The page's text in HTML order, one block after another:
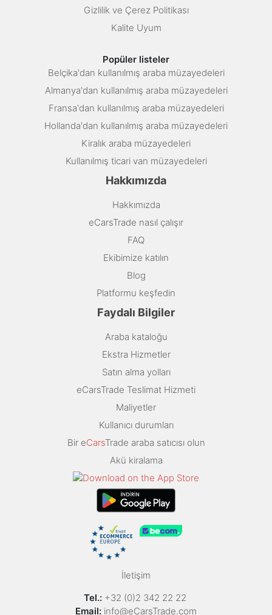
Gizlilik ve Çerez Politikası
Kalite Uyum
Popüler listeler
Belçika'dan kullanılmış araba müzayedeleri
Almanya'dan kullanılmış araba müzayedeleri
Fransa'dan kullanılmış araba müzayedeleri
Hollanda'dan kullanılmış araba müzayedeleri
Kiralık araba müzayedeleri
Kullanılmış ticari van müzayedeleri
Hakkımızda
Hakkımızda
eCarsTrade nasıl çalışır
FAQ
Ekibimize katılın
Blog
Platformu keşfedin
Faydalı Bilgiler
Araba kataloğu
Ekstra Hizmetler
Satın alma yolları
eCarsTrade Teslimat Hizmeti
Maliyetler
Kullanıcı durumları
Bir eCarsTrade araba satıcısı olun
Akü kiralama
İletişim
Tel.: +32 (0)2 342 22 22
Email: info@eCarsTrade.com